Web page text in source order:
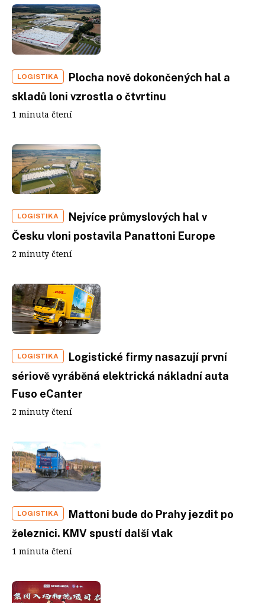
LOGISTIKA
Plocha nově dokončených hal a
skladů loni vzrostla o čtvrtinu
1 minuta čtení
LOGISTIKA
Nejvíce průmyslových hal v
Česku vloni postavila Panattoni Europe
2 minuty čtení
LOGISTIKA
Logistické firmy nasazují první
sériově vyráběná elektrická nákladní auta
Fuso eCanter
2 minuty čtení
LOGISTIKA
Mattoni bude do Prahy jezdit po
železnici. KMV spustí další vlak
1 minuta čtení